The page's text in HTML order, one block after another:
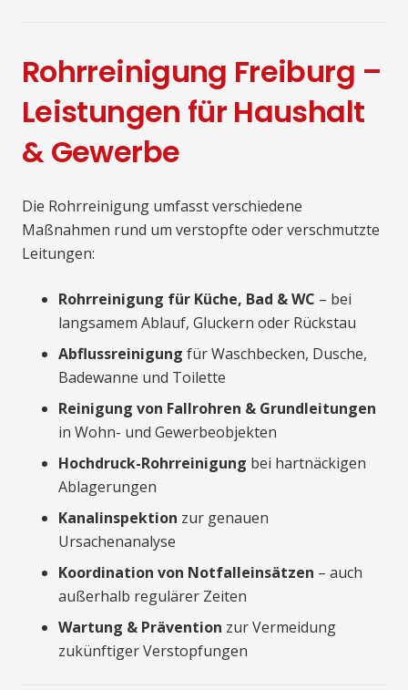
Rohrreinigung Freiburg –
Leistungen für Haushalt
& Gewerbe
Die Rohrreinigung umfasst verschiedene
Maßnahmen rund um verstopfte oder verschmutzte
Leitungen:
Rohrreinigung für Küche, Bad & WC – bei
langsamem Ablauf, Gluckern oder Rückstau
Abflussreinigung für Waschbecken, Dusche,
Badewanne und Toilette
Reinigung von Fallrohren & Grundleitungen
in Wohn- und Gewerbeobjekten
Hochdruck-Rohrreinigung bei hartnäckigen
Ablagerungen
Kanalinspektion zur genauen
Ursachenanalyse
Koordination von Notfalleinsätzen – auch
außerhalb regulärer Zeiten
Wartung & Prävention zur Vermeidung
zukünftiger Verstopfungen